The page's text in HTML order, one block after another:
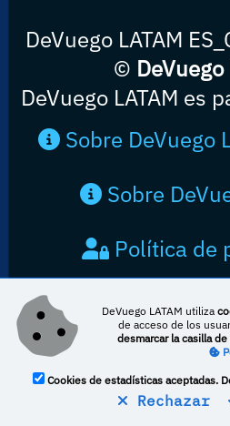
DeVuego LATAM
© DeVuego
DeVuego LATAM es
Sobre DeVuego
Sobre
Política de
Esta obra está bajo una licencia de
NoComercial-
DeVuego LATAM utiliza
de acceso de los
desmarcar la casilla
Cookies de estadísticas aceptadas.
Rechazar